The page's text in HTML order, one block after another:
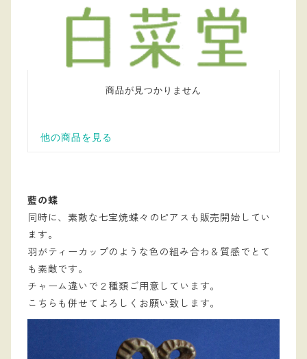
藍の蝶
同時に、素敵な七宝焼蝶々のピアスも販売開始してい
ます。
羽がティーカップのような色の組み合わ＆質感でとて
も素敵です。
チャーム違いで２種類ご用意しています。
こちらも併せてよろしくお願い致します。